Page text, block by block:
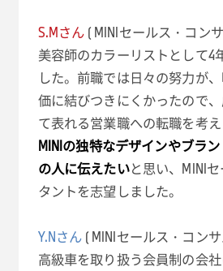
S.Mさん ( MINIセールス・コン
美容師のカラーリストとして4
した。前職では日々の努力が
価に結びつきにくかったので
て表れる営業職への転職を考え
MINIの独特なデザインやブラ
の人に伝えたいと思い、MINI
タントを志望しました。
Y.Nさん ( MINIセールス・コン
高級車を取り扱う会員制の会